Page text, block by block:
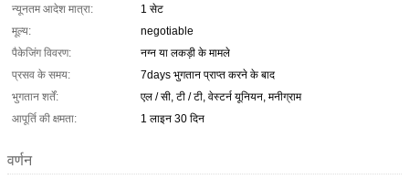
न्यूनतम आदेश मात्रा:
1 सेट
मूल्य:
negotiable
पैकेजिंग विवरण:
नग्न या लकड़ी के मामले
प्रसव के समय:
7days भुगतान प्राप्त करने के बाद
भुगतान शर्तें:
एल / सी, टी / टी, वेस्टर्न यूनियन, मनीग्राम
आपूर्ति की क्षमता:
1 लाइन 30 दिन
वर्णन